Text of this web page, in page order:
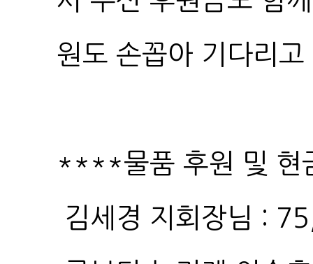
원도 손꼽아 기다리
****물품 후원 및
김세경 지회장님 :